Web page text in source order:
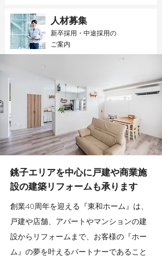
人材募集
新卒採用・中途採用の
​ご案内
銚子エリアを中心に戸建や商業施
設の建築リフォームも承ります
創業40周年を迎える『東和ホーム』は、
戸建や店舗、アパートやマンションの建
設からリフォームまで、お客様の『ホー
ム』の夢を叶えるパートナーであること